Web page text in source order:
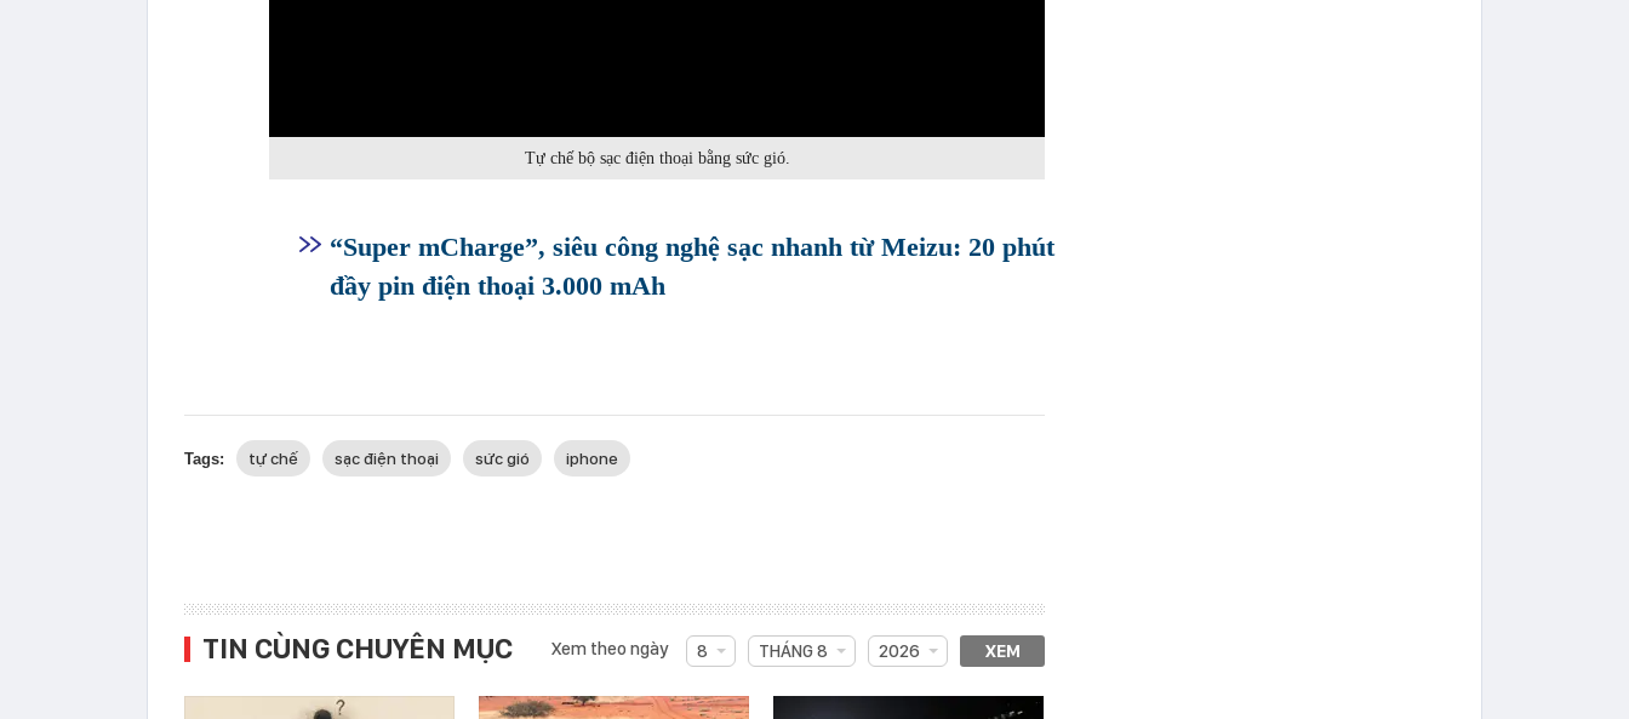
Tự chế bộ sạc điện thoại bằng sức gió.
“Super mCharge”, siêu công nghệ sạc nhanh từ Meizu: 20 phút
đầy pin điện thoại 3.000 mAh
Tags: tự chế sạc điện thoại sức gió iphone
TIN CÙNG CHUYÊN MỤC Xem theo ngày 8 THÁNG 8 2026 XEM